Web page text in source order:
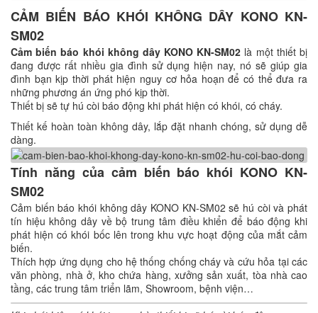
CẢM BIẾN BÁO KHÓI KHÔNG DÂY KONO KN-
SM02
Cảm biến báo khói không dây KONO KN-SM02 là một thiết bị
đang được rất nhiều gia đình sử dụng hiện nay, nó sẽ giúp gia
đình bạn kịp thời phát hiện nguy cơ hỏa hoạn để có thể đưa ra
những phương án ứng phó kịp thời.
Thiết bị sẽ tự hú còi báo động khi phát hiện có khói, có cháy.
Thiết kế hoàn toàn không dây, lắp đặt nhanh chóng, sử dụng dễ
dàng.
Tính năng của cảm biến báo khói KONO KN-
SM02
Cảm biến báo khói không dây KONO KN-SM02 sẽ hú còi và phát
tín hiệu không dây về bộ trung tâm điều khiển để báo động khi
phát hiện có khói bốc lên trong khu vực hoạt động của mắt cảm
biến.
Thích hợp ứng dụng cho hệ thống chống cháy và cứu hỏa tại các
văn phòng, nhà ở, kho chứa hàng, xưởng sản xuất, tòa nhà cao
tầng, các trung tâm triển lãm, Showroom, bệnh viện…